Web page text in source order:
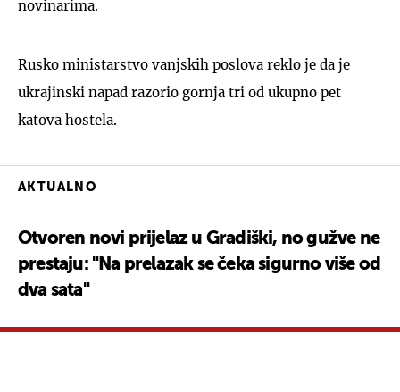
novinarima.
Rusko ministarstvo vanjskih poslova reklo je da je
ukrajinski napad razorio gornja tri od ukupno pet
katova hostela.
AKTUALNO
Otvoren novi prijelaz u Gradiški, no gužve ne
prestaju: "Na prelazak se čeka sigurno više od
dva sata"